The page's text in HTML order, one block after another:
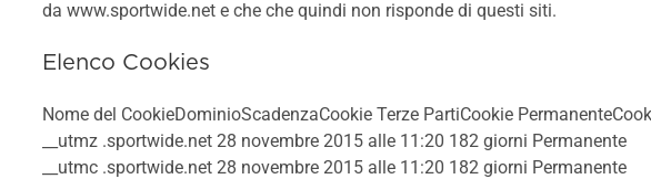
da www.sportwide.net e che che quindi non risponde di questi siti.
Elenco Cookies
Nome del CookieDominioScadenzaCookie Terze PartiCookie
__utmz .sportwide.net 28 novembre 2015 alle 11:20 182 giorni Permanente
__utmc .sportwide.net 28 novembre 2015 alle 11:20 182 giorni Permanente